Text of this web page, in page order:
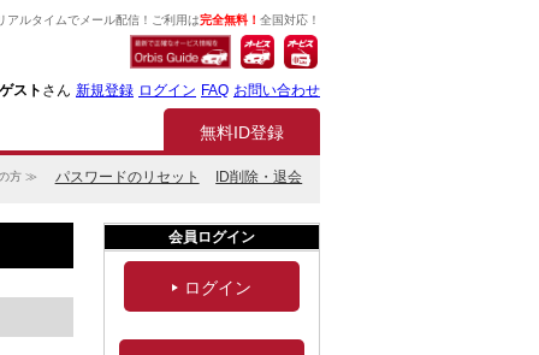
アルタイムでメール配信！ご利用は完全無料！ 全国対応！
ゲスト さん 新規登録 ログイン FAQ お問い合わせ
無料ID登録
方 ≫ パスワードのリセット ID削除・退会
会員ログイン
ログイン